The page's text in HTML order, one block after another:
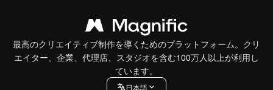
最高のクリエイティブ制作を導くためのプラットフォーム。クリ
エイター、企業、代理店、スタジオを含む100万人以上が利用し
ています。
日本語